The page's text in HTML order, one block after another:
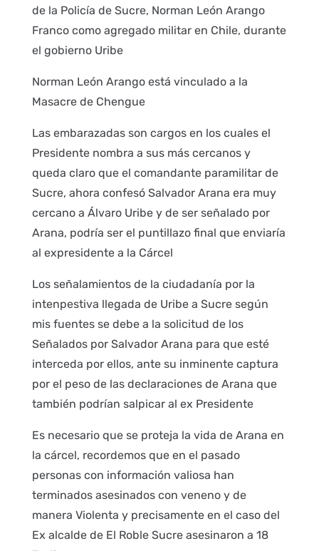
de la Policía de Sucre, Norman León Arango
Franco como agregado militar en Chile, durante
el gobierno Uribe
Norman León Arango está vinculado a la
Masacre de Chengue
Las embarazadas son cargos en los cuales el
Presidente nombra a sus más cercanos y
queda claro que el comandante paramilitar de
Sucre, ahora confesó Salvador Arana era muy
cercano a Álvaro Uribe y de ser señalado por
Arana, podría ser el puntillazo final que enviaría
al expresidente a la Cárcel
Los señalamientos de la ciudadanía por la
intenpestiva llegada de Uribe a Sucre según
mis fuentes se debe a la solicitud de los
Señalados por Salvador Arana para que esté
interceda por ellos, ante su inminente captura
por el peso de las declaraciones de Arana que
también podrían salpicar al ex Presidente
Es necesario que se proteja la vida de Arana en
la cárcel, recordemos que en el pasado
personas con información valiosa han
terminados asesinados con veneno y de
manera Violenta y precisamente en el caso del
Ex alcalde de El Roble Sucre asesinaron a 18